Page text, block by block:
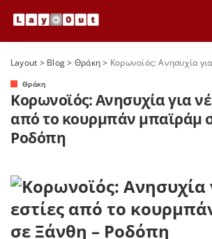
Layout > Blog> Θράκη> Κορωνοϊός: Ανησυχία για νέες εστίες από
Θράκη
Κορωνοϊός: Ανησυχία για
από το κουρμπάν μπαϊράμ
Ροδόπη